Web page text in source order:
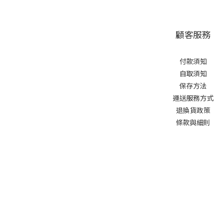
顧客服務
付款須知
自取須知
保存方法
運送服務方式
退換貨政策
條款與細則